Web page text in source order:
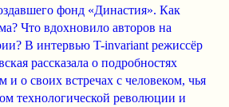
фонд «Династия». Как
Что вдохновило авторов на
В интервью T-invariant режиссёр
рассказала о подробностях
и о своих встречах с человеком, чья
технологической революции и